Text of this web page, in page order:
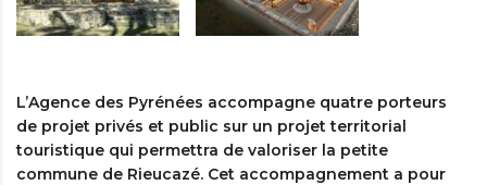
L’Agence des Pyrénées accompagne quatre porteurs
de projet privés et public sur un projet territorial
touristique qui permettra de valoriser la petite
commune de Rieucazé. Cet accompagnement a pour